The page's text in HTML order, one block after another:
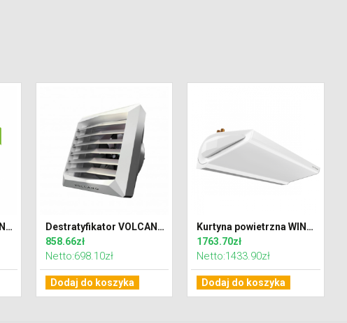
Destratyfikator VOLCANO VR-D MINI EC
Destratyfikator VOLCANO VR-D MINI AC
858.66zł
Netto:698.10zł
Dodaj do koszyka
Kurtyna powietrzna WING W100 AC z wodnym wymiennikiem ciepła
1763.70zł
Netto:1433.90zł
Dodaj do koszyka